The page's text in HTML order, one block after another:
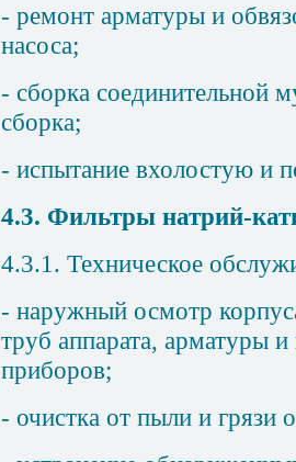
- ремонт арматуры и
насоса;
- сборка соединительной
сборка;
- испытание вхолостую и
4.3. Фильтры натрий-
4.3.1. Техническое
- наружный осмотр
труб аппарата, арматуры
приборов;
- очистка от пыли и грязи